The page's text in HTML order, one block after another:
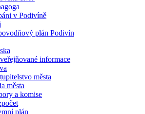
v Podivíně
plán Podivín
informace
města
města
a komise
plán